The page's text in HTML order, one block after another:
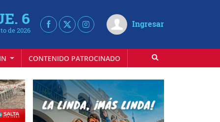
6
de 2026
Ingresar
CONTENIDO PATROCINADO